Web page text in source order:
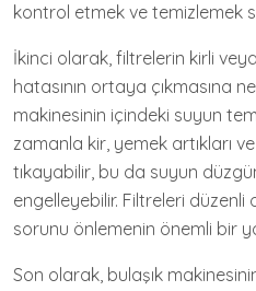
kontrol etmek ve temizlemek
İkinci olarak, filtrelerin kirli veya
hatasının ortaya çıkmasına
makinesinin içindeki suyun
zamanla kir, yemek artıkları
tıkayabilir, bu da suyun
engelleyebilir. Filtreleri
sorunu önlemenin önemli bir
Son olarak, bulaşık